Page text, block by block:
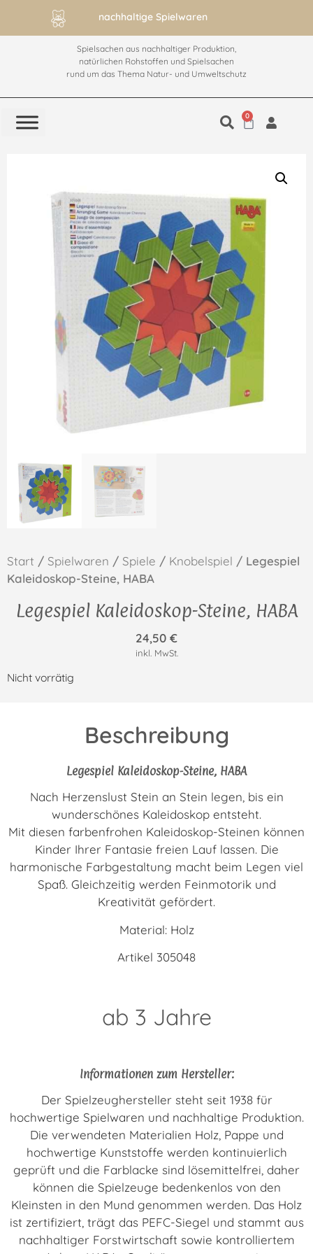
nachhaltige Spielwaren
Spielsachen aus nachhaltiger Produktion,
natürlichen Rohstoffen und Spielsachen
rund um das Thema Natur- und Umweltschutz
0
Start / Spielwaren / Spiele / Knobelspiel / Legespiel
Kaleidoskop-Steine, HABA
Legespiel Kaleidoskop-Steine, HABA
24,50 €
inkl. MwSt.
Nicht vorrätig
Beschreibung
Legespiel Kaleidoskop-Steine, HABA
Nach Herzenslust Stein an Stein legen, bis ein
wunderschönes Kaleidoskop entsteht.
Mit diesen farbenfrohen Kaleidoskop-Steinen können
Kinder Ihrer Fantasie freien Lauf lassen. Die
harmonische Farbgestaltung macht beim Legen viel
Spaß. Gleichzeitig werden Feinmotorik und
Kreativität gefördert.
Material: Holz
Artikel 305048
ab 3 Jahre
Informationen zum Hersteller:
Der Spielzeughersteller steht seit 1938 für
hochwertige Spielwaren und nachhaltige Produktion.
Die verwendeten Materialien Holz, Pappe und
hochwertige Kunststoffe werden kontinuierlich
geprüft und die Farblacke sind lösemittelfrei, daher
können die Spielzeuge bedenkenlos von den
Kleinsten in den Mund genommen werden. Das Holz
ist zertifiziert, trägt das PEFC-Siegel und stammt aus
nachhaltiger Forstwirtschaft sowie kontrolliertem